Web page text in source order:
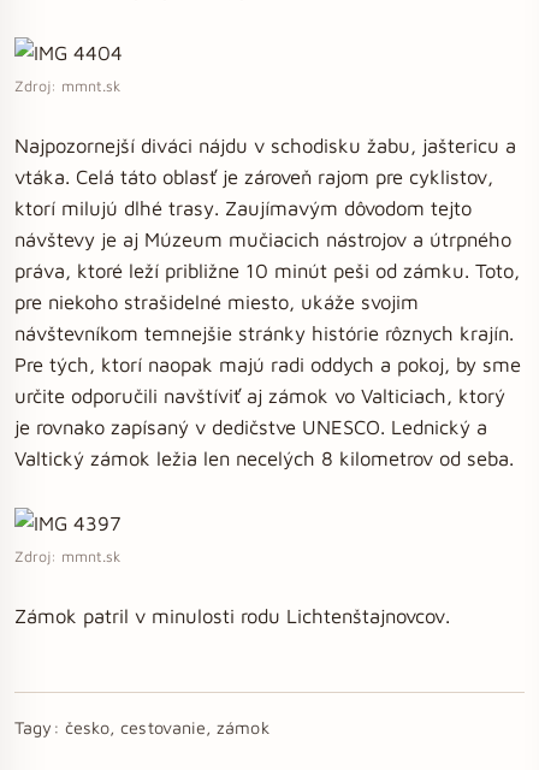
Zdroj: mmnt.sk
Najpozornejší diváci nájdu v schodisku žabu, jaštericu a
vtáka. Celá táto oblasť je zároveň rajom pre cyklistov,
ktorí milujú dlhé trasy. Zaujímavým dôvodom tejto
návštevy je aj Múzeum mučiacich nástrojov a útrpného
práva, ktoré leží približne 10 minút peši od zámku. Toto,
pre niekoho strašidelné miesto, ukáže svojim
návštevníkom temnejšie stránky histórie rôznych krajín.
Pre tých, ktorí naopak majú radi oddych a pokoj, by sme
určite odporučili navštíviť aj zámok vo Valticiach, ktorý
je rovnako zapísaný v dedičstve UNESCO. Lednický a
Valtický zámok ležia len necelých 8 kilometrov od seba.
Zdroj: mmnt.sk
Zámok patril v minulosti rodu Lichtenštajnovcov.
Tagy: česko, cestovanie, zámok